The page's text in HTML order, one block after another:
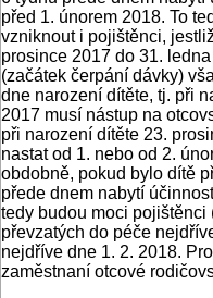
před 1. únorem 2018. To
vzniknout i pojištěnci,
prosince 2017 do 31.
(začátek čerpání dávky)
dne narození dítěte, tj. při
2017 musí nástup na
při narození dítěte 23.
nastat od 1. nebo od 2.
obdobně, pokud bylo dítě
přede dnem nabytí
tedy budou moci pojištěnci
převzatých do péče
nejdříve dne 1. 2. 2018.
zaměstnaní otcové